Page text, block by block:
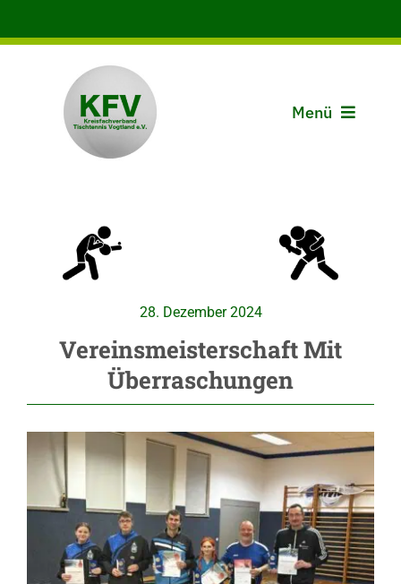
Inhalt
Menü
Spielbetrieb
28. Dezember 2024
Vereinsmeisterschaft Mit
Überraschungen